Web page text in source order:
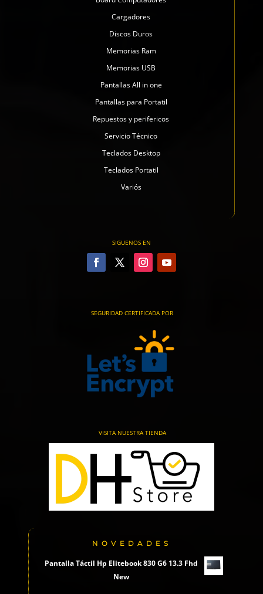
Cargadores
Discos Duros
Memorias Ram
Memorias USB
Pantallas All in one
Pantallas para Portatil
Repuestos y perifericos
Servicio Técnico
Teclados Desktop
Teclados Portatil
Variós
SIGUENOS EN
SEGURIDAD CERTIFICADA POR
VISITA NUESTRA TIENDA
NOVEDADES
Pantalla Táctil Hp Elitebook 830 G6 13.3 Fhd
New